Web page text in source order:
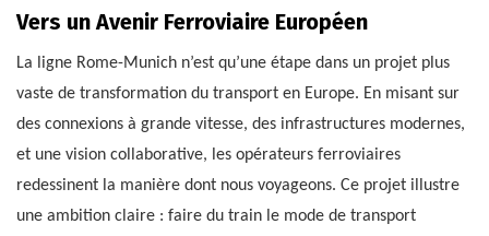
Vers un Avenir Ferroviaire Européen
La ligne Rome-Munich n’est qu’une étape dans un projet plus
vaste de transformation du transport en Europe. En misant sur
des connexions à grande vitesse, des infrastructures modernes,
et une vision collaborative, les opérateurs ferroviaires
redessinent la manière dont nous voyageons. Ce projet illustre
une ambition claire : faire du train le mode de transport